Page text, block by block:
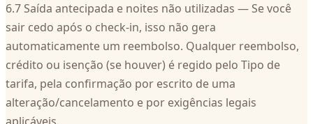
6.7 Saída antecipada e noites não utilizadas — Se você
sair cedo após o check-in, isso não gera
automaticamente um reembolso. Qualquer reembolso,
crédito ou isenção (se houver) é regido pelo Tipo de
tarifa, pela confirmação por escrito de uma
alteração/cancelamento e por exigências legais